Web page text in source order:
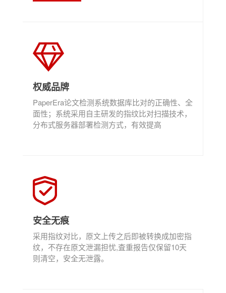
权威品牌
PaperEra论文检测系统数据库比对的正确性、全
面性；系统采用自主研发的指纹比对扫描技术，
分布式服务器部署检测方式，有效提高
安全无痕
采用指纹对比，原文上传之后即被转换成加密指
纹，不存在原文泄漏担忧,査重报告仅保留10天
则清空，安全无泄露。